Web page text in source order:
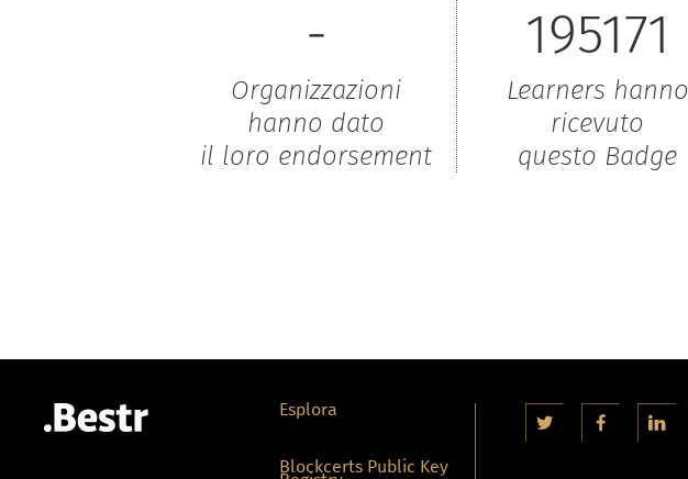
-
Organizzazioni
hanno dato
il loro endorsement
195171
Learners hanno
ricevuto
questo Badge
Esplora
Blockcerts Public Key